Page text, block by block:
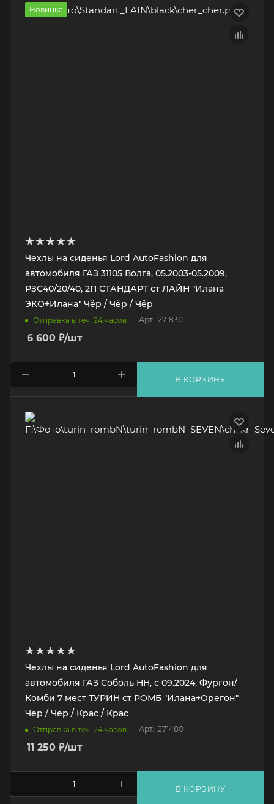
Новинка
Чехлы на сиденья Lord AutoFashion для
автомобиля ГАЗ 31105 Волга, 05.2003-05.2009,
РЗС40/20/40, 2П СТАНДАРТ ст ЛАЙН "Илана
ЭКО+Илана" Чёр / Чёр / Чёр
Отправка в теч. 24 часов Арт.: 271830
6 600 ₽/шт
В КОРЗИНУ
Чехлы на сиденья Lord AutoFashion для
автомобиля ГАЗ Соболь НН, с 09.2024, Фургон/
Комби 7 мест ТУРИН ст РОМБ "Илана+Орегон"
Чёр / Чёр / Крас / Крас
Отправка в теч. 24 часов Арт.: 271480
11 250 ₽/шт
В КОРЗИНУ